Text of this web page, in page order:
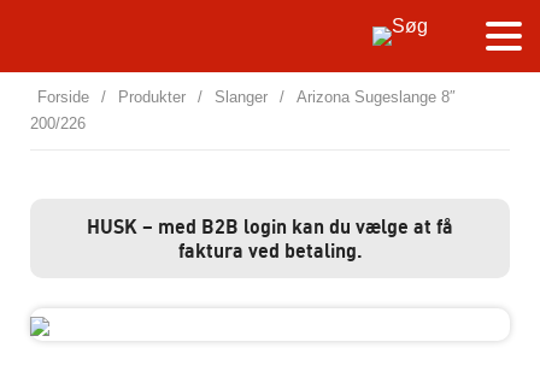
Forside / Produkter / Slanger /
Arizona Sugeslange 8″
200/226
HUSK – med B2B login kan du vælge at få
faktura ved betaling.